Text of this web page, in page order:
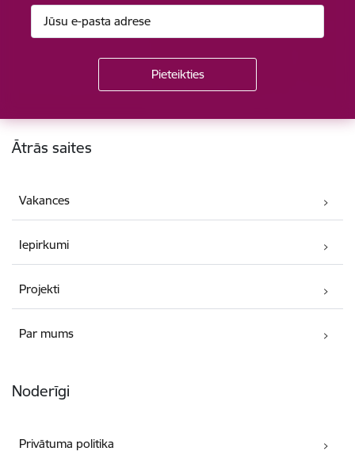
Kājene
Ātrās saites
Vakances
Iepirkumi
Projekti
Par mums
Noderīgi
Privātuma politika